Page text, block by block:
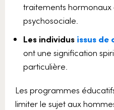
traitements hormonaux
psychosociale.
Les individus issus de
ont une signification
particulière.
Les programmes
limiter le sujet aux